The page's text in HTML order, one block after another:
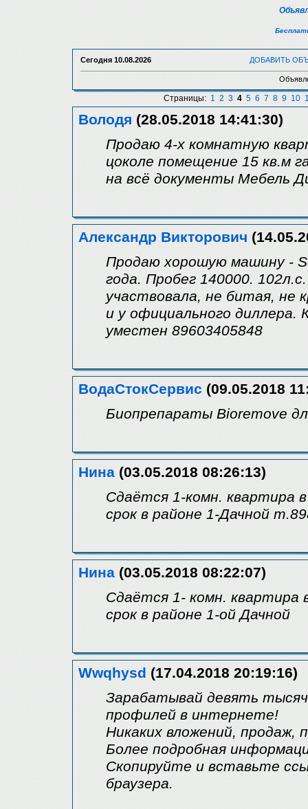
Сегодня 10.08.2026 ДОБАВИТЬ
Страницы: 1 2 3 4 5 6 7 8 9 10
Володя (28.05.2018 14:41:30)
Продаю 4-х комнатную
цоколе помещение 15 кв.м
на всё документы Мебель
Александр Викторович
Продаю хорошую машину -
года. Пробег 140000.
участвовала, не битая, не
и у официального
уместен 89603405848
ВодаСтокСервис (09.05.2018
Биопрепараты Bioremove
Нина (03.05.2018 08:26:13)
Сдаётся 1-комн. квартира
срок в районе 1-Дачной
Нина (03.05.2018 08:22:07)
Сдаётся 1- комн. квартира
срок в районе 1-ой Дачной
Wwqhysd (17.04.2018 20:19:16)
Зарабатывай девять тысяч
профилей в интернете!
Никаких вложений,
Более подробная
Скопируйте и вставьте
браузера.